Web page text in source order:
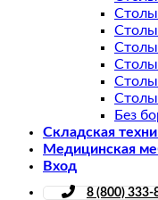
Столы
Столы
Столы
Без
Складская
Медицинская
Вход
8 (800) 333-